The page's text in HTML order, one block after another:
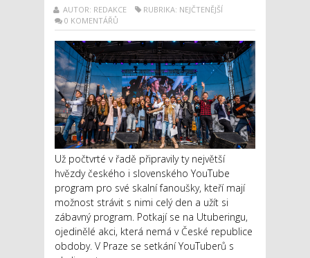
AUTOR: REDAKCE
RUBRIKA: NEJČTENĚJŠÍ
0 KOMENTÁŘŮ
Už počtvrté v řadě připravily ty největší
hvězdy českého i slovenského YouTube
program pro své skalní fanoušky, kteří mají
možnost strávit s nimi celý den a užít si
zábavný program. Potkají se na Utuberingu,
ojedinělé akci, která nemá v České republice
obdoby. V Praze se setkání YouTuberů s